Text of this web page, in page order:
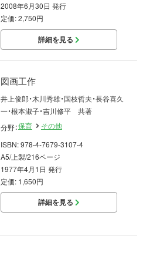
2008年6月30日 発行
定価: 2,750円
詳細を見る
図画工作
井上俊郎・木川秀雄・国枝哲夫・長谷喜久
一・根本淑子・吉川修平 共著
分野：保育
その他
ISBN: 978-4-7679-3107-4
A5/上製/216ページ
1977年4月1日 発行
定価: 1,650円
詳細を見る